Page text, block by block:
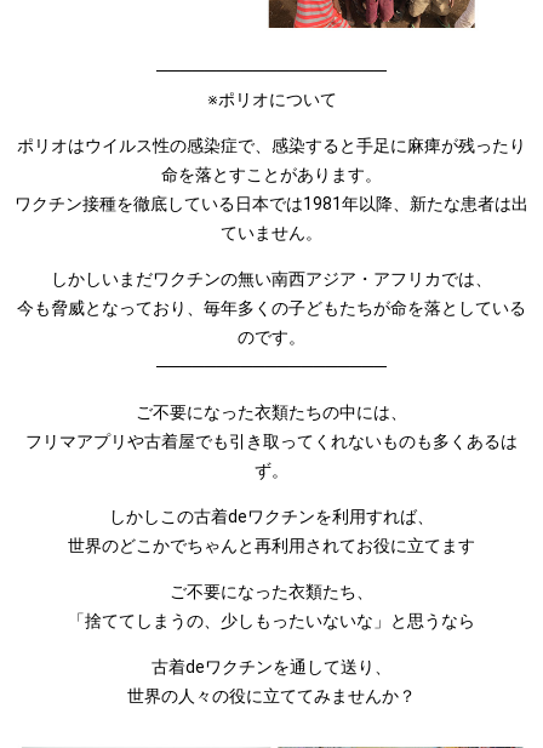
───────────────────
※ポリオについて
ポリオはウイルス性の感染症で、感染すると手足に麻痺が残ったり
命を落とすことがあります。
ワクチン接種を徹底している日本では1981年以降、新たな患者は出
ていません。
しかしいまだワクチンの無い南西アジア・アフリカでは、
今も脅威となっており、毎年多くの子どもたちが命を落としている
のです。
───────────────────
ご不要になった衣類たちの中には、
フリマアプリや古着屋でも引き取ってくれないものも多くあるは
ず。
しかしこの古着deワクチンを利用すれば、
世界のどこかでちゃんと再利用されてお役に立てます
ご不要になった衣類たち、
「捨ててしまうの、少しもったいないな」と思うなら
古着deワクチンを通して送り、
世界の人々の役に立ててみませんか？